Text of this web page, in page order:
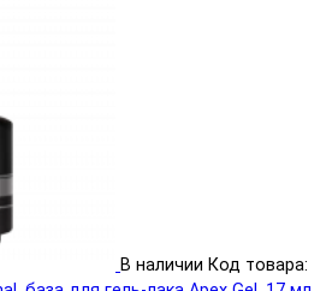
В наличии Код товара: